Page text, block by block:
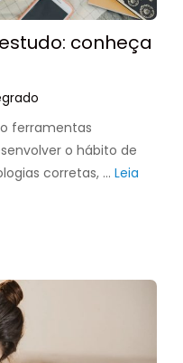
conheça
ferramentas
o hábito de
corretas, … Leia